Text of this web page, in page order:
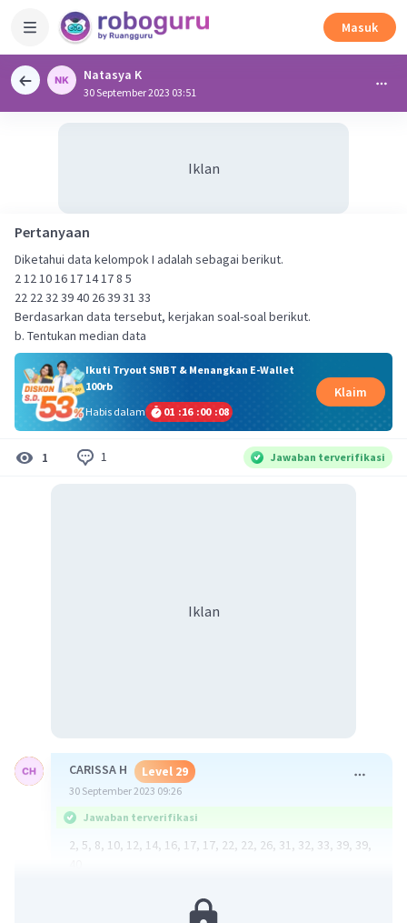
Masuk
Natasya K
30 September 2023 03:51
Iklan
Pertanyaan
Diketahui data kelompok I adalah sebagai berikut.
2 12 10 16 17 14 17 8 5
22 22 32 39 40 26 39 31 33
Berdasarkan data tersebut, kerjakan soal-soal berikut.
b. Tentukan median data
Ikuti Tryout SNBT & Menangkan E-Wallet
100rb
Habis dalam
01 :16 :00 :07
Klaim
1 1 Jawaban terverifikasi
Iklan
CARISSA H Level 29
30 September 2023 09:26
Jawaban terverifikasi
2, 5, 8, 10, 12, 14, 16, 17, 17, 22, 22, 26, 31, 32, 33, 39, 39,
Median: 17 + 22= 39 : 2= 19,5